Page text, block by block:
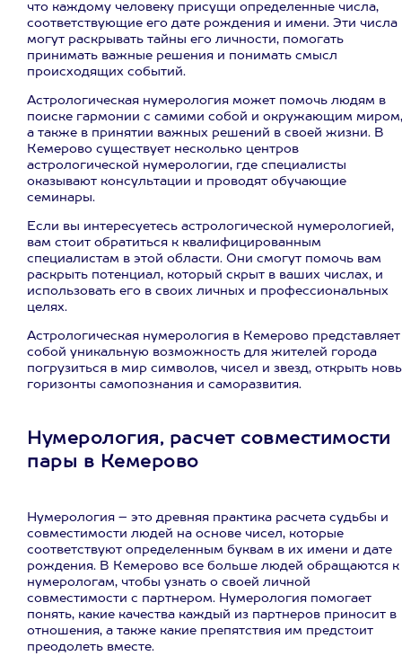
что каждому человеку присущи определенные числа,
соответствующие его дате рождения и имени. Эти числа
могут раскрывать тайны его личности, помогать
принимать важные решения и понимать смысл
происходящих событий.
Астрологическая нумерология может помочь людям в
поиске гармонии с самими собой и окружающим миром,
а также в принятии важных решений в своей жизни. В
Кемерово существует несколько центров
астрологической нумерологии, где специалисты
оказывают консультации и проводят обучающие
семинары.
Если вы интересуетесь астрологической нумерологией,
вам стоит обратиться к квалифицированным
специалистам в этой области. Они смогут помочь вам
раскрыть потенциал, который скрыт в ваших числах, и
использовать его в своих личных и профессиональных
целях.
Астрологическая нумерология в Кемерово представляет
собой уникальную возможность для жителей города
погрузиться в мир символов, чисел и звезд, открыть
горизонты самопознания и саморазвития.
Нумерология, расчет совместимости
пары в Кемерово
Нумерология – это древняя практика расчета судьбы и
совместимости людей на основе чисел, которые
соответствуют определенным буквам в их имени и дате
рождения. В Кемерово все больше людей обращаются к
нумерологам, чтобы узнать о своей личной
совместимости с партнером. Нумерология помогает
понять, какие качества каждый из партнеров приносит в
отношения, а также какие препятствия им предстоит
преодолеть вместе.